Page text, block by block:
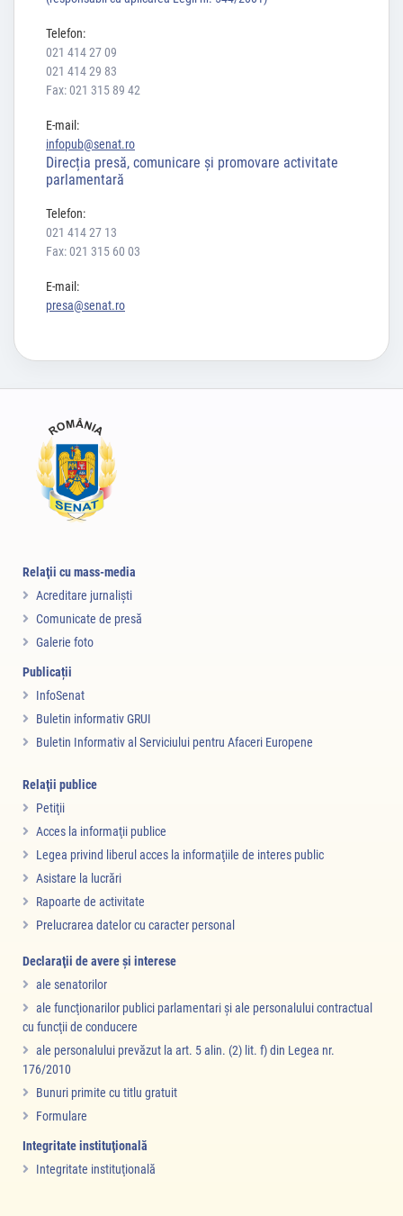
Telefon:
021 414 27 09
021 414 29 83
Fax: 021 315 89 42
E-mail:
infopub@senat.ro
Direcția presă, comunicare și promovare activitate
parlamentară
Telefon:
021 414 27 13
Fax: 021 315 60 03
E-mail:
presa@senat.ro
Relaţii cu mass-media
Acreditare jurnalişti
Comunicate de presă
Galerie foto
Publicații
InfoSenat
Buletin informativ GRUI
Buletin Informativ al Serviciului pentru Afaceri Europene
Relaţii publice
Petiţii
Acces la informaţii publice
Legea privind liberul acces la informaţiile de interes public
Asistare la lucrări
Rapoarte de activitate
Prelucrarea datelor cu caracter personal
Declaraţii de avere şi interese
ale senatorilor
ale funcţionarilor publici parlamentari şi ale personalului contractual
cu funcţii de conducere
ale personalului prevăzut la art. 5 alin. (2) lit. f) din Legea nr.
176/2010
Bunuri primite cu titlu gratuit
Formulare
Integritate instituţională
Integritate instituţională